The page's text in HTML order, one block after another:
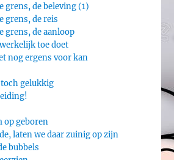
grens, de beleving (1)
grens, de reis
grens, de aanloop
toe doet
nog ergens voor kan
gelukkig
op geboren
laten we daar zuinig op zijn
bubbels